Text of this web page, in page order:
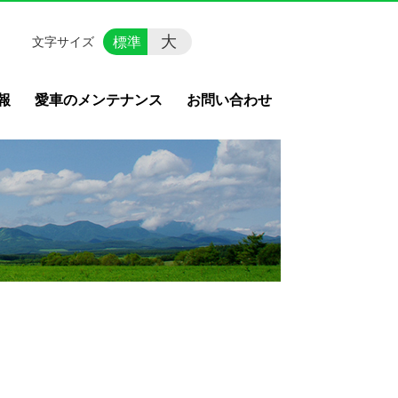
愛車のメンテナンス お問い合わせ
文字サイズ 標準 大